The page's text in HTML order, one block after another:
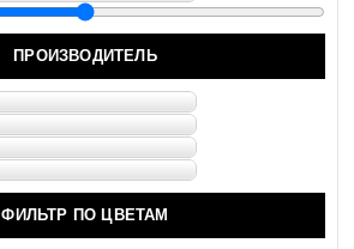
ПРОИЗВОДИТЕЛЬ
ФИЛЬТР ПО ЦВЕТАМ